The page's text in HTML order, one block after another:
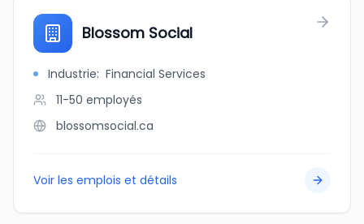
Blossom Social
Industrie: Financial Services
11-50 employés
blossomsocial.ca
Voir les emplois et détails